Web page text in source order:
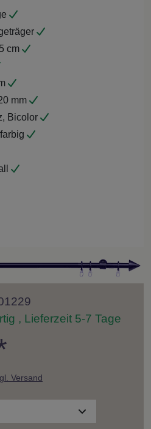
cm
mm
Bicolor
, Lieferzeit 5-7 Tage
Versand